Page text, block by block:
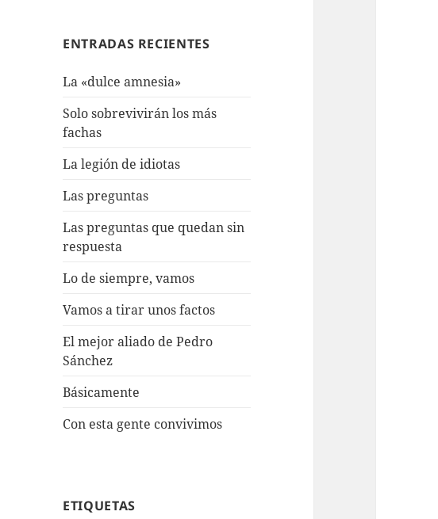
ENTRADAS RECIENTES
La «dulce amnesia»
Solo sobrevivirán los más
fachas
La legión de idiotas
Las preguntas
Las preguntas que quedan sin
respuesta
Lo de siempre, vamos
Vamos a tirar unos factos
El mejor aliado de Pedro
Sánchez
Básicamente
Con esta gente convivimos
ETIQUETAS